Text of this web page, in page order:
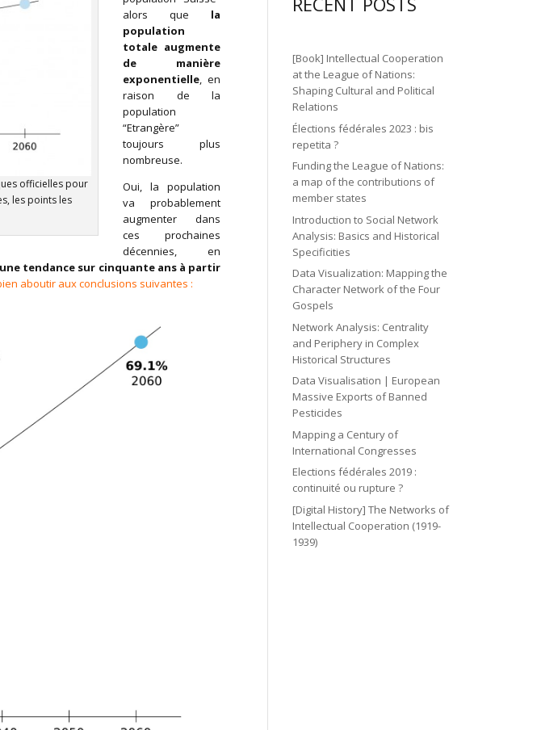
officielles pour
les points les
alors que la
population
totale augmente
de manière
exponentielle, en
raison de la
population
“Etrangère”
toujours plus
nombreuse.
Oui, la population
va probablement
augmenter dans
ces prochaines
décennies, en
tendance sur cinquante ans à partir
aboutir aux conclusions suivantes :
ic
n
o
n
ic
o
n
m
ic
o
n
n
o
n
[Book] Intellectual Cooperation
at the League of Nations:
Shaping Cultural and Political
Relations
Élections fédérales 2023 : bis
repetita ?
Funding the League of Nations:
a map of the contributions of
member states
Introduction to Social Network
Analysis: Basics and Historical
Specificities
Data Visualization: Mapping the
Character Network of the Four
Gospels
Network Analysis: Centrality
and Periphery in Complex
Historical Structures
Data Visualisation | European
Massive Exports of Banned
Pesticides
Mapping a Century of
International Congresses
Elections fédérales 2019 :
continuité ou rupture ?
[Digital History] The Networks of
Intellectual Cooperation (1919-
1939)